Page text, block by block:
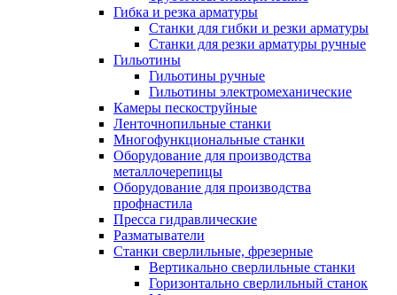
Гибка и резка арматуры
Станки для гибки и резки арматуры
Станки для резки арматуры ручные
Гильотины
Гильотины ручные
Гильотины электромеханические
Камеры пескоструйные
Ленточнопильные станки
Многофункциональные станки
Оборудование для производства
металлочерепицы
Оборудование для производства
профнастила
Пресса гидравлические
Разматыватели
Станки сверлильные, фрезерные
Вертикально сверлильные станки
Горизонтально сверлильный станок